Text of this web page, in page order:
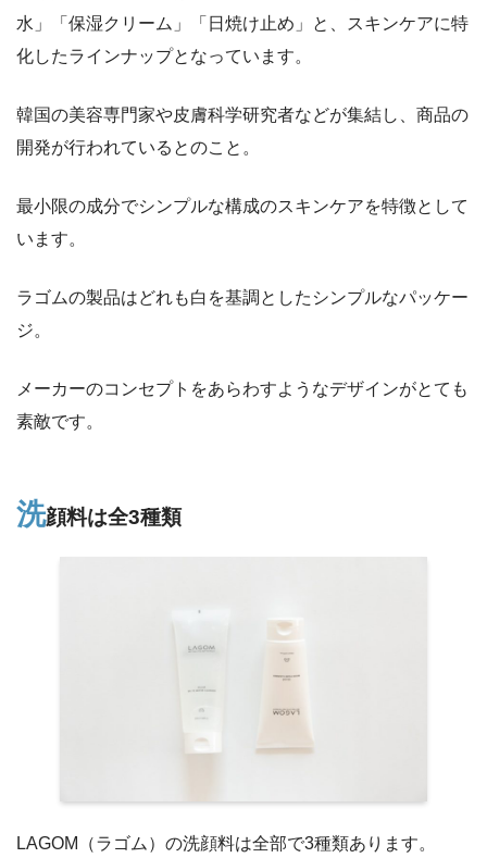
水」「保湿クリーム」「日焼け止め」と、スキンケアに特
化したラインナップとなっています。
韓国の美容専門家や皮膚科学研究者などが集結し、商品の
開発が行われているとのこと。
最小限の成分でシンプルな構成のスキンケアを特徴として
います。
ラゴムの製品はどれも白を基調としたシンプルなパッケー
ジ。
メーカーのコンセプトをあらわすようなデザインがとても
素敵です。
洗顔料は全3種類
LAGOM（ラゴム）の洗顔料は全部で3種類あります。